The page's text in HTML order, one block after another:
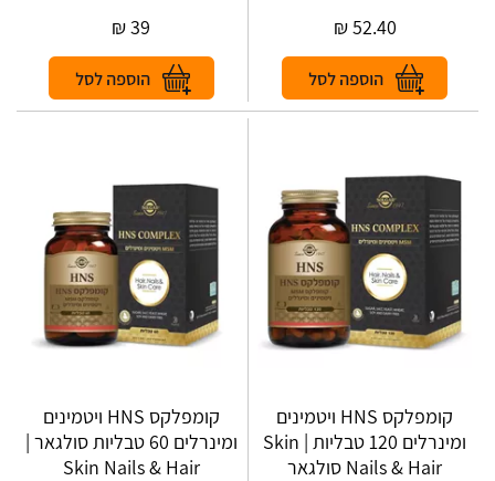
52.40
₪
39
₪
קומפלקס HNS ויטמינים
ומינרלים 120 טבליות | Skin
Nails & Hair סולגאר
קומפלקס HNS ויטמינים
ומינרלים 60 טבליות סולגאר |
Skin Nails & Hair